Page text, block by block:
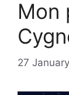
Mon
27